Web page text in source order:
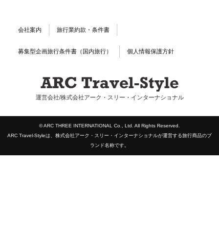
運営会社/株式会社アーク・スリー・インターナショナル
会社案内 旅行業約款・条件書
募集型企画旅行条件書（国内旅行） 個人情報保護方針
© ARC THREE INTERNATIONAL Co., Ltd. All Rights Reserved.
ARC Travel-Styleは、株式会社アーク・スリー・インターナショナルが運営する旅行商品のブ
ランド名称です。